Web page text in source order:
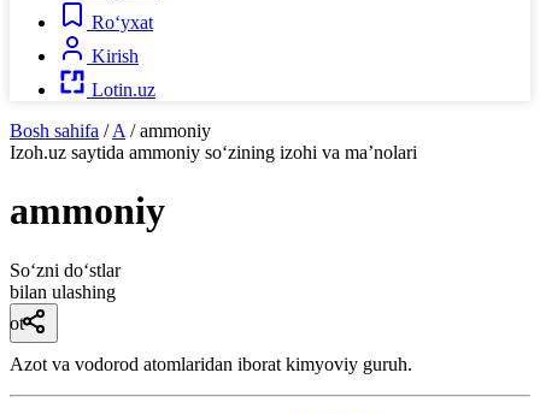
Ro‘yxat
Kirish
Lotin.uz
Bosh sahifa / A / ammoniy
Izoh.uz saytida ammoniy so‘zining izohi va ma’nolari
ammoniy
So‘zni do‘stlar
bilan ulashing
ot
Azot va vodorod atomlaridan iborat kimyoviy guruh.